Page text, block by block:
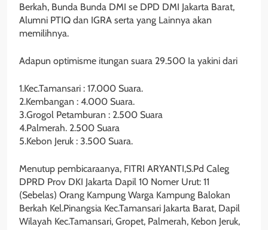
Berkah, Bunda Bunda DMI se DPD DMI Jakarta Barat,
Alumni PTIQ dan IGRA serta yang Lainnya akan
memilihnya.
Adapun optimisme itungan suara 29.500 Ia yakini dari
1.Kec.Tamansari : 17.000 Suara.
2.Kembangan : 4.000 Suara.
3.Grogol Petamburan : 2.500 Suara
4.Palmerah. 2.500 Suara
5.Kebon Jeruk : 3.500 Suara.
Menutup pembicaraanya, FITRI ARYANTI,S.Pd Caleg
DPRD Prov DKI Jakarta Dapil 10 Nomer Urut: 11
(Sebelas) Orang Kampung Warga Kampung Balokan
Berkah Kel.Pinangsia Kec.Tamansari Jakarta Barat, Dapil
Wilayah Kec.Tamansari, Gropet, Palmerah, Kebon Jeruk,